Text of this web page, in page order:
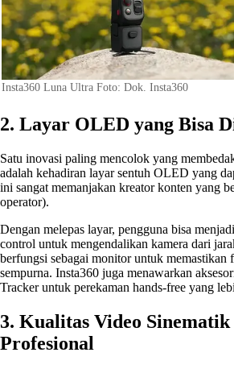
Insta360 Luna Ultra Foto: Dok. Insta360
2. Layar OLED yang Bisa
Satu inovasi paling mencolok yang
adalah kehadiran layar sentuh OLED yang
ini sangat memanjakan kreator konten yang
operator).
Dengan melepas layar, pengguna bisa
control untuk mengendalikan kamera dari
berfungsi sebagai monitor untuk memastikan
sempurna. Insta360 juga menawarkan
Tracker untuk perekaman hands-free yang
3. Kualitas Video Sinematik
Profesional